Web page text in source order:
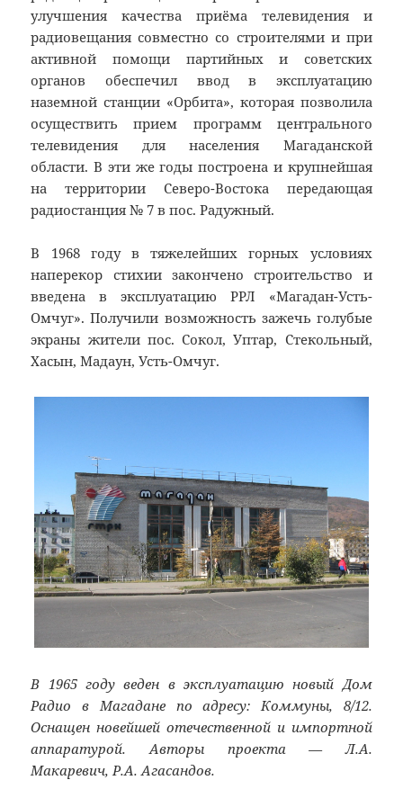
улучшения качества приёма телевидения и
радиовещания совместно со строителями и при
активной помощи партийных и советских
органов обеспечил ввод в эксплуатацию
наземной станции «Орбита», которая позволила
осуществить прием программ центрального
телевидения для населения Магаданской
области. В эти же годы построена и крупнейшая
на территории Северо-Востока передающая
радиостанция № 7 в пос. Радужный.
В 1968 году в тяжелейших горных условиях
наперекор стихии закончено строительство и
введена в эксплуатацию РРЛ «Магадан-Усть-
Омчуг». Получили возможность зажечь голубые
экраны жители пос. Сокол, Уптар, Стекольный,
Хасын, Мадаун, Усть-Омчуг.
В 1965 году веден в эксплуатацию новый Дом
Радио в Магадане по адресу: Коммуны, 8/12.
Оснащен новейшей отечественной и импортной
аппаратурой. Авторы проекта — Л.А.
Макаревич, Р.А. Агасандов.